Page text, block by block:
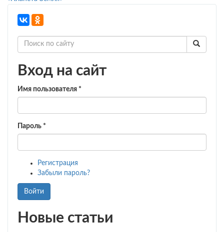
Вход на сайт
Имя пользователя *
Пароль *
Регистрация
Забыли пароль?
Войти
Новые статьи